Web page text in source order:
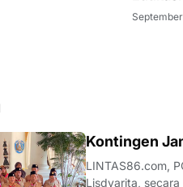
Kontingen
LINTAS86.com,
Lisdyarita,